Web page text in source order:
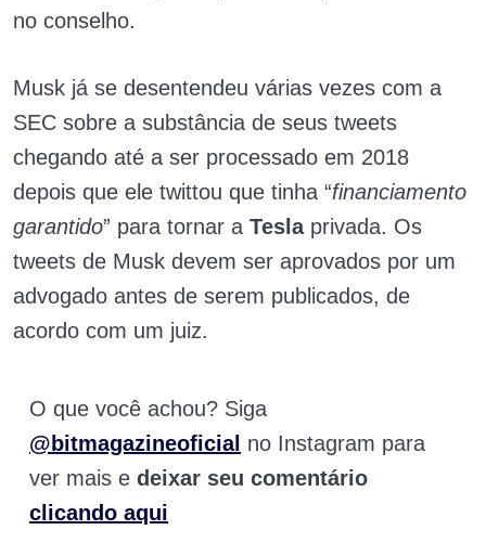
no conselho.
Musk já se desentendeu várias vezes com a
SEC sobre a substância de seus tweets
chegando até a ser processado em 2018
depois que ele twittou que tinha “financiamento
garantido” para tornar a Teslaprivada. Os
tweets de Musk devem ser aprovados por um
advogado antes de serem publicados, de
acordo com um juiz.
O que você achou? Siga
@bitmagazineoficial no Instagram para
ver mais e deixar seu comentário
clicando aqui